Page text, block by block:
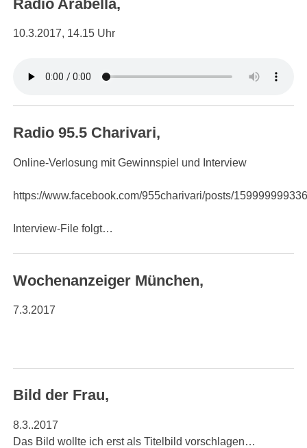
Radio Arabella,
10.3.2017, 14.15 Uhr
Radio 95.5 Charivari,
Online-Verlosung mit Gewinnspiel und Interview
https://www.facebook.com/955charivari/posts/
Interview-File folgt…
Wochenanzeiger München,
7.3.2017
Bild der Frau,
8.3..2017
Das Bild wollte ich erst als Titelbild vorschlagen…